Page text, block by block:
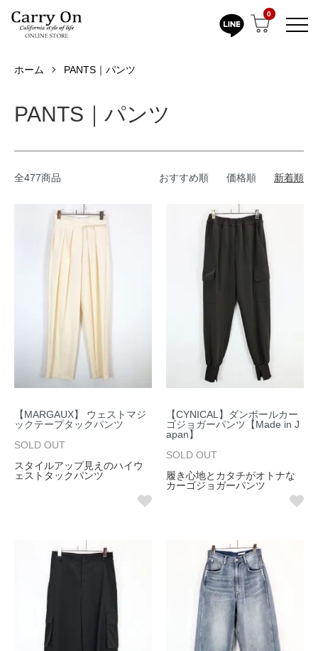
0
ホーム PANTS｜パンツ
PANTS｜パンツ
全477商品 おすすめ順 価格順 新着順
【MARGAUX】 ウェストマジ
ックテープタックパンツ
SOLD OUT
スタイルアップ見えのハイウ
ェストタックパンツ
【CYNICAL】ダンボールカー
ゴジョガーパンツ【Made in J
apan】
SOLD OUT
履き心地とカタチがオトナな
カーゴジョガーパンツ